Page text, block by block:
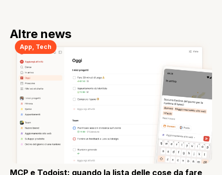
Altre news
App Tech
MCP e Todoist: quando la lista delle cose da fare